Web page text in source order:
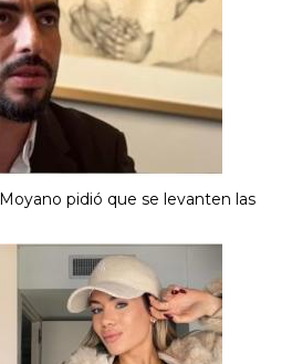
pidió que se levanten las